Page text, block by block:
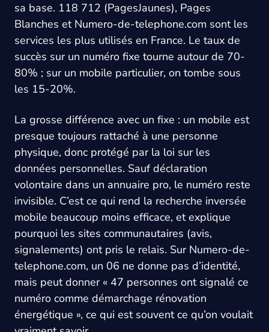
sa base. 118 712 (PagesJaunes), Pages
Blanches et Numero-de-telephone.com sont les
services les plus utilisés en France. Le taux de
succès sur un numéro fixe tourne autour de 70-
80% ; sur un mobile particulier, on tombe sous
les 15-20%.
La grosse différence avec un fixe : un mobile est
presque toujours rattaché à une personne
physique, donc protégé par la loi sur les
données personnelles. Sauf déclaration
volontaire dans un annuaire pro, le numéro reste
invisible. C’est ce qui rend la recherche inversée
mobile beaucoup moins efficace, et explique
pourquoi les sites communautaires (avis,
signalements) ont pris le relais. Sur Numero-de-
telephone.com, un 06 ne donne pas d’identité,
mais peut donner « 47 personnes ont signalé ce
numéro comme démarchage rénovation
énergétique », ce qui est souvent ce qu’on voulait